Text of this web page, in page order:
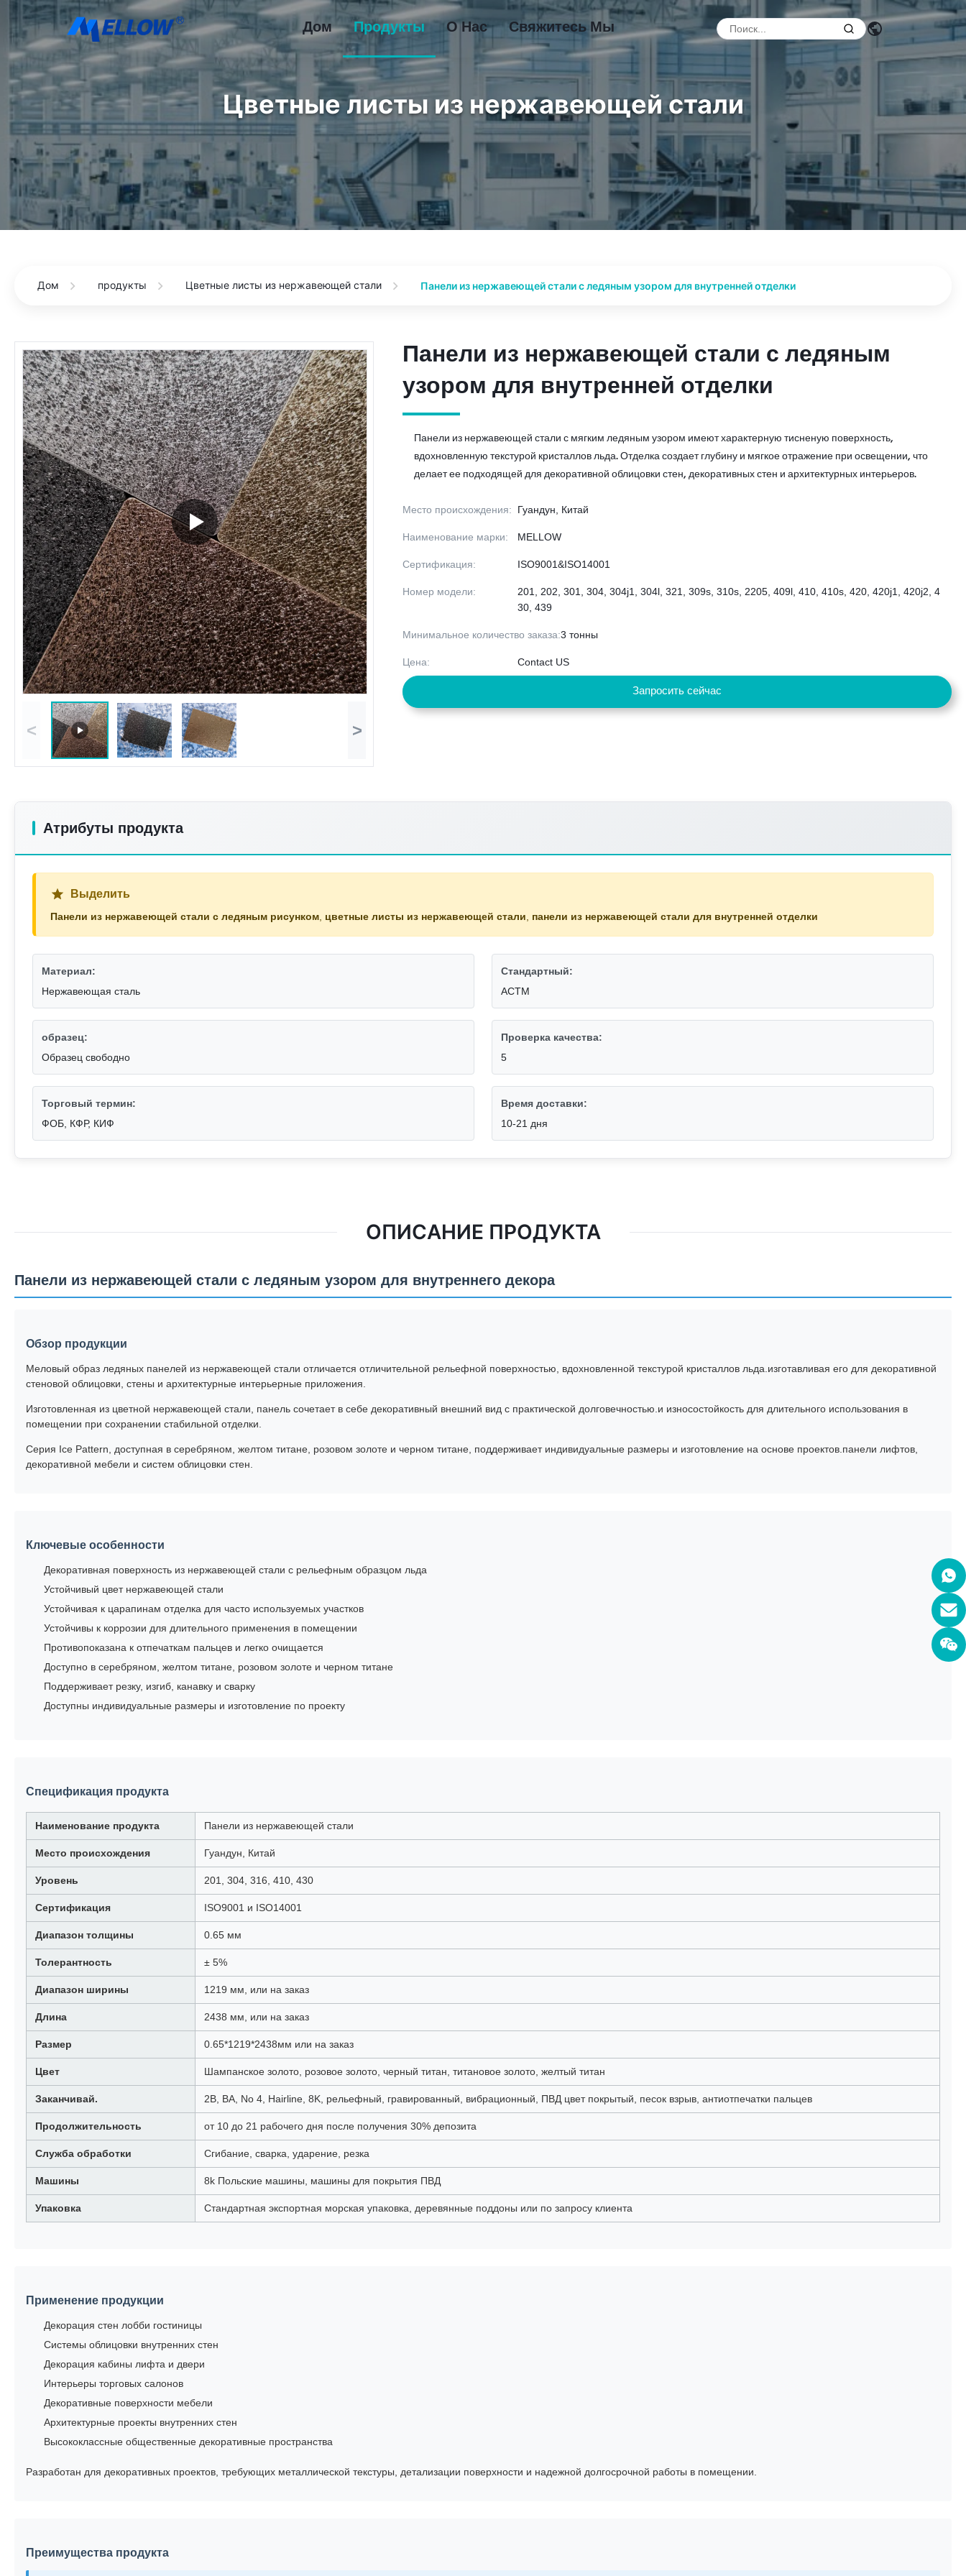
Дом Продукты О Нас Свяжитесь Мы
Цветные листы из нержавеющей стали
Дом продукты Цветные листы из нержавеющей стали Панели из нержавеющей стали с ледяным узором для внутренней отделки
< >
Панели из нержавеющей стали с ледяным
узором для внутренней отделки
Панели из нержавеющей стали с ледяным
узором для внутренней отделки
Панели из нержавеющей стали с мягким ледяным узором имеют характерную тисненую поверхность,
вдохновленную текстурой кристаллов льда. Отделка создает глубину и мягкое отражение при освещении, что
делает ее подходящей для декоративной облицовки стен, декоративных стен и архитектурных интерьеров.
Место происхождения: Гуандун, Китай
Наименование марки: MELLOW
Сертификация: ISO9001&ISO14001
Номер модели:
201, 202, 301, 304, 304j1, 304l, 321, 309s, 310s, 2205, 409l, 410, 410s, 420, 420j1, 420j2, 4
30, 439
Минимальное количество заказа:3 тонны
Цена: Contact US
Запросить сейчас
Атрибуты продукта
Выделить
Панели из нержавеющей стали с ледяным рисунком цветные листы из нержавеющей стали панели из нержавеющей стали для внутренней отделки
Материал:
Нержавеющая сталь
Стандартный:
АСТМ
образец:
Образец свободно
Проверка качества:
5
Торговый термин:
ФОБ, КФР, КИФ
Время доставки:
10-21 дня
ОПИСАНИЕ ПРОДУКТА
Панели из нержавеющей стали с ледяным узором для внутреннего декора
Обзор продукции
Меловый образ ледяных панелей из нержавеющей стали отличается отличительной рельефной поверхностью, вдохновленной текстурой кристаллов льда.изготавливая его для декоративной
стеновой облицовки, стены и архитектурные интерьерные приложения.
Изготовленная из цветной нержавеющей стали, панель сочетает в себе декоративный внешний вид с практической долговечностью.и износостойкость для длительного использования в
помещении при сохранении стабильной отделки.
Серия Ice Pattern, доступная в серебряном, желтом титане, розовом золоте и черном титане, поддерживает индивидуальные размеры и изготовление на основе проектов.панели лифтов,
декоративной мебели и систем облицовки стен.
Ключевые особенности
Декоративная поверхность из нержавеющей стали с рельефным образцом льда
Устойчивый цвет нержавеющей стали
Устойчивая к царапинам отделка для часто используемых участков
Устойчивы к коррозии для длительного применения в помещении
Противопоказана к отпечаткам пальцев и легко очищается
Доступно в серебряном, желтом титане, розовом золоте и черном титане
Поддерживает резку, изгиб, канавку и сварку
Доступны индивидуальные размеры и изготовление по проекту
Спецификация продукта
Наименование продукта Панели из нержавеющей стали
Место происхождения Гуандун, Китай
Уровень 201, 304, 316, 410, 430
Сертификация ISO9001 и ISO14001
Диапазон толщины 0.65 мм
Толерантность ± 5%
Диапазон ширины 1219 мм, или на заказ
Длина 2438 мм, или на заказ
Размер 0.65*1219*2438мм или на заказ
Цвет Шампанское золото, розовое золото, черный титан, титановое золото, желтый титан
Заканчивай. 2B, BA, No 4, Hairline, 8K, рельефный, гравированный, вибрационный, ПВД цвет покрытый, песок взрыв, антиотпечатки пальцев
Продолжительность от 10 до 21 рабочего дня после получения 30% депозита
Служба обработки Сгибание, сварка, ударение, резка
Машины 8k Польские машины, машины для покрытия ПВД
Упаковка Стандартная экспортная морская упаковка, деревянные поддоны или по запросу клиента
Применение продукции
Декорация стен лобби гостиницы
Системы облицовки внутренних стен
Декорация кабины лифта и двери
Интерьеры торговых салонов
Декоративные поверхности мебели
Архитектурные проекты внутренних стен
Высококлассные общественные декоративные пространства
Разработан для декоративных проектов, требующих металлической текстуры, детализации поверхности и надежной долгосрочной работы в помещении.
Преимущества продукта